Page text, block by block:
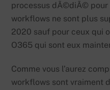
processus dÃ©diÃ© pour
workflows ne sont plus
2020 sauf pour ceux qui
O365 qui sont eux
Comme vous l’aurez
workflows sont vraiment